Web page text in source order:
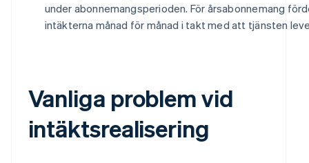
under abonnemangsperioden. För årsabonnemang
intäkterna månad för månad i takt med att tjänsten
Vanliga problem vid
intäktsrealisering